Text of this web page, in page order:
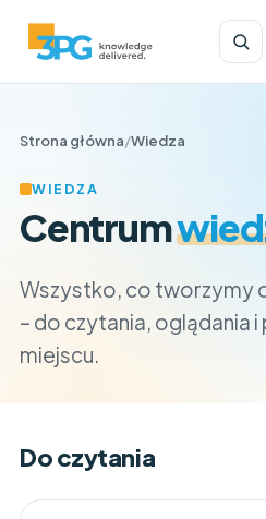
Strona główna/Wiedza
WIEDZA
Centrum
Wszystko, co tworzymy
– do czytania, oglądania
miejscu.
Do czytania